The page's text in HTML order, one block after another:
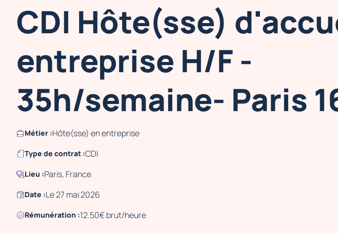
CDI Hôte(sse)
entreprise H/F -
35h/semaine- Paris
Métier :Hôte(sse) en entreprise
Type de contrat :CDI
Lieu :Paris, France
Date :Le 27 mai 2026
Rémunération :12.50€ brut/heure